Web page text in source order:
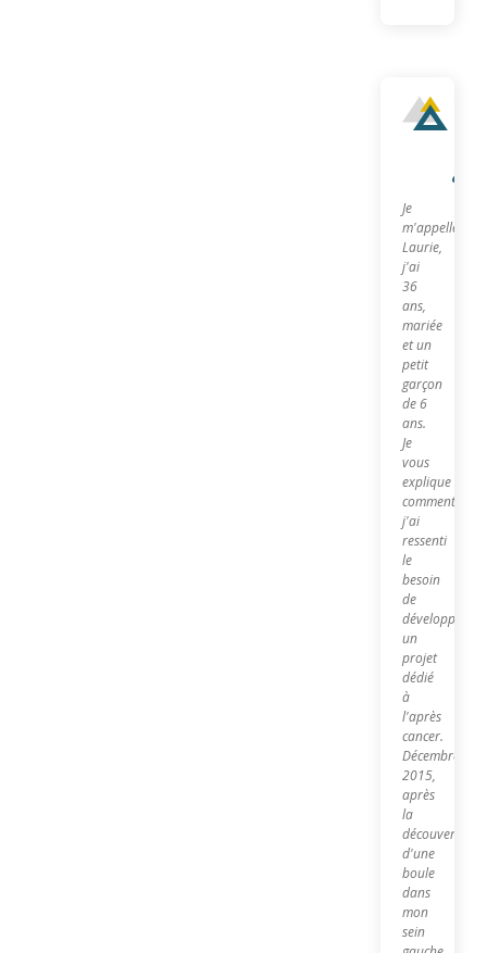
Je
m'appelle
Laurie,
j'ai
36
ans,
mariée
et un
petit
garçon
de 6
ans.
Je
vous
explique
comment
j'ai
ressenti
le
besoin
de
développer
un
projet
dédié
à
l'après
cancer.
Décembre
2015,
après
la
découverte
d'une
boule
dans
mon
sein